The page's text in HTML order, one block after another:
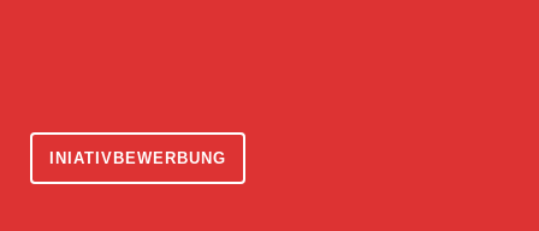
INIATIVBEWERBUNG